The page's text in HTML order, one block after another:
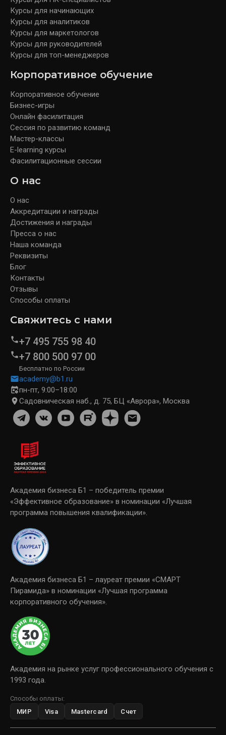
Курсы для начинающих
Курсы для аналитиков
Курсы для маркетологов
Курсы для руководителей
Курсы для топ-менеджеров
Корпоративное обучение
Корпоративное обучение
Бизнес-игры
Онлайн фасилитация
Сессия по развитию команд
Мастер-классы
E-learning курсы
Фасилитационные сессии
О нас
О нас
Аккредитации и награды
Достижения и награды
Пресса о нас
Наша команда
Реквизиты
Блог
Контакты
Отзывы
Способы оплаты
Свяжитесь с нами
+7 495 755 98 40
+7 800 500 97 00
Бесплатно по России
academy@b1.ru
пн-пт, 9:00–18:00
Садовническая наб., д. 75, БЦ «Аврора», Москва
Академия бизнеса Б1 – победитель премии
«Эффективное образование» в номинации «Лучшая
программа повышения квалификации».
Академия бизнеса Б1 – лауреат премии «СМАРТ
Пирамида» в номинации «Лучшая программа
корпоративного обучения».
Академия на рынке услуг профессионального обучения с
1993 года.
Способы оплаты:
МИР
Visa Mastercard Счет